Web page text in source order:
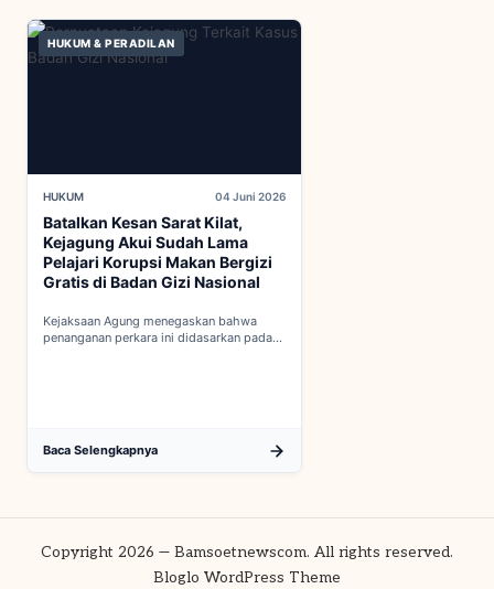
HUKUM & PERADILAN
HUKUM 04 Juni 2026
Batalkan Kesan Sarat Kilat,
Kejagung Akui Sudah Lama
Pelajari Korupsi Makan Bergizi
Gratis di Badan Gizi Nasional
Kejaksaan Agung menegaskan bahwa
penanganan perkara ini didasarkan pada
Baca Selengkapnya
Copyright 2026 — Bamsoetnewscom. All rights reserved.
Bloglo WordPress Theme